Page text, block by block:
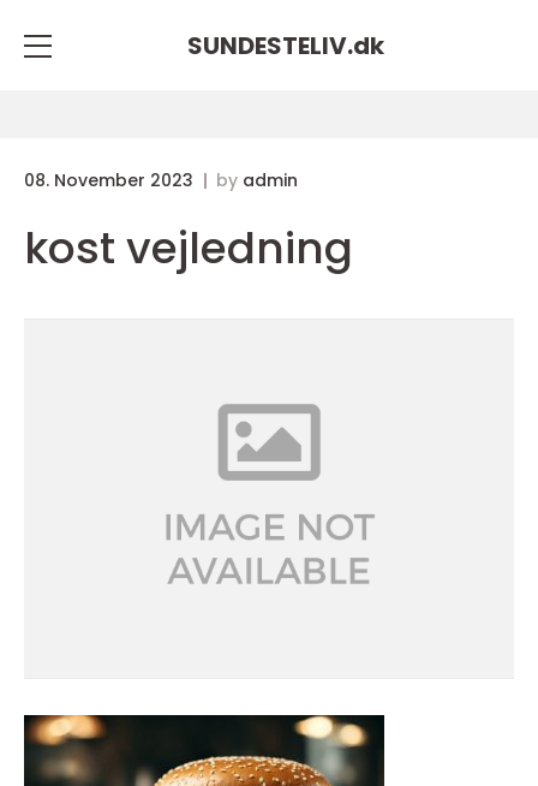
SUNDESTELIV.dk
08. November 2023 by admin
kost vejledning